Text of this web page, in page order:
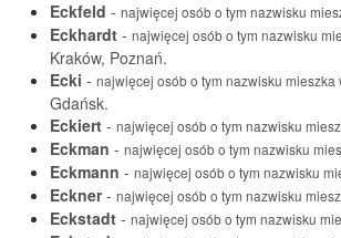
Eckfeld - najwięcej osób o tym nazwisku
Eckhardt - najwięcej osób o tym nazwisku
Kraków, Poznań.
Ecki - najwięcej osób o tym nazwisku mieszka
Gdańsk.
Eckiert - najwięcej osób o tym nazwisku
Eckman - najwięcej osób o tym nazwisku
Eckmann - najwięcej osób o tym nazwisku
Eckner- najwięcej osób o tym nazwisku
Eckstadt - najwięcej osób o tym nazwisku